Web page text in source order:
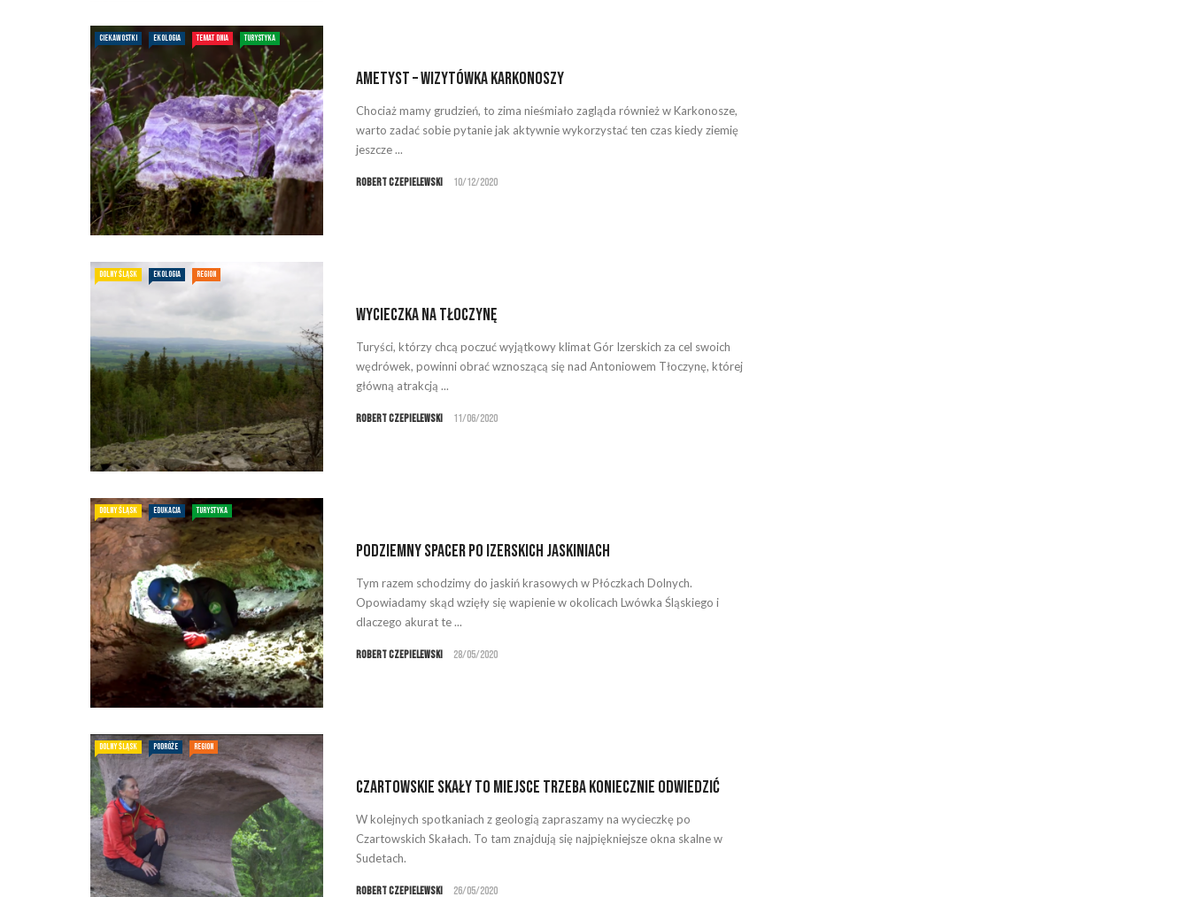
CIEKAWOSTKI EKOLOGIA TEMAT DNIA TURYSTYKA
Ametyst – wizytówka Karkonoszy
Chociaż mamy grudzień, to zima nieśmiało zagląda również w Karkonosze,
warto zadać sobie pytanie jak aktywnie wykorzystać ten czas kiedy ziemię
jeszcze ...
Robert Czepielewski 10/12/2020
DOLNY ŚLĄSK EKOLOGIA REGION
Wycieczka na Tłoczynę
Turyści, którzy chcą poczuć wyjątkowy klimat Gór Izerskich za cel swoich
wędrówek, powinni obrać wznoszącą się nad Antoniowem Tłoczynę, której
główną atrakcją ...
Robert Czepielewski 11/06/2020
DOLNY ŚLĄSK EDUKACJA TURYSTYKA
Podziemny spacer po izerskich jaskiniach
Tym razem schodzimy do jaskiń krasowych w Płóczkach Dolnych.
Opowiadamy skąd wzięły się wapienie w okolicach Lwówka Śląskiego i
dlaczego akurat te ...
Robert Czepielewski 28/05/2020
DOLNY ŚLĄSK PODRÓŻE REGION
Czartowskie Skały to miejsce trzeba koniecznie odwiedzić
W kolejnych spotkaniach z geologią zapraszamy na wycieczkę po
Czartowskich Skałach. To tam znajdują się najpiękniejsze okna skalne w
Sudetach.
Robert Czepielewski 26/05/2020